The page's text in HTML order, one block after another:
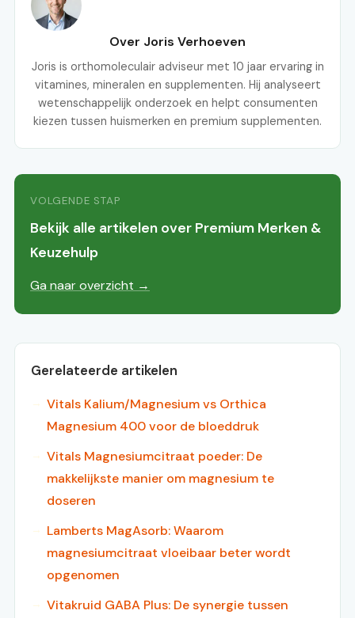
Over Joris Verhoeven
Joris is orthomoleculair adviseur met 10 jaar ervaring in
vitamines, mineralen en supplementen. Hij analyseert
wetenschappelijk onderzoek en helpt consumenten
kiezen tussen huismerken en premium supplementen.
VOLGENDE STAP
Bekijk alle artikelen over Premium Merken &
Keuzehulp
Ga naar overzicht →
Gerelateerde artikelen
Vitals Kalium/Magnesium vs Orthica
Magnesium 400 voor de bloeddruk
Vitals Magnesiumcitraat poeder: De
makkelijkste manier om magnesium te
doseren
Lamberts MagAsorb: Waarom
magnesiumcitraat vloeibaar beter wordt
opgenomen
Vitakruid GABA Plus: De synergie tussen